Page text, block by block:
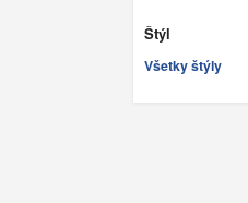
Štýl
Všetky štýly